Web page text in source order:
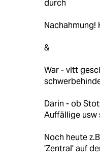
durch
Nachahmung!
&
War - vltt
Darin - ob
Auffällige usw
Noch heute
'Zentral' auf